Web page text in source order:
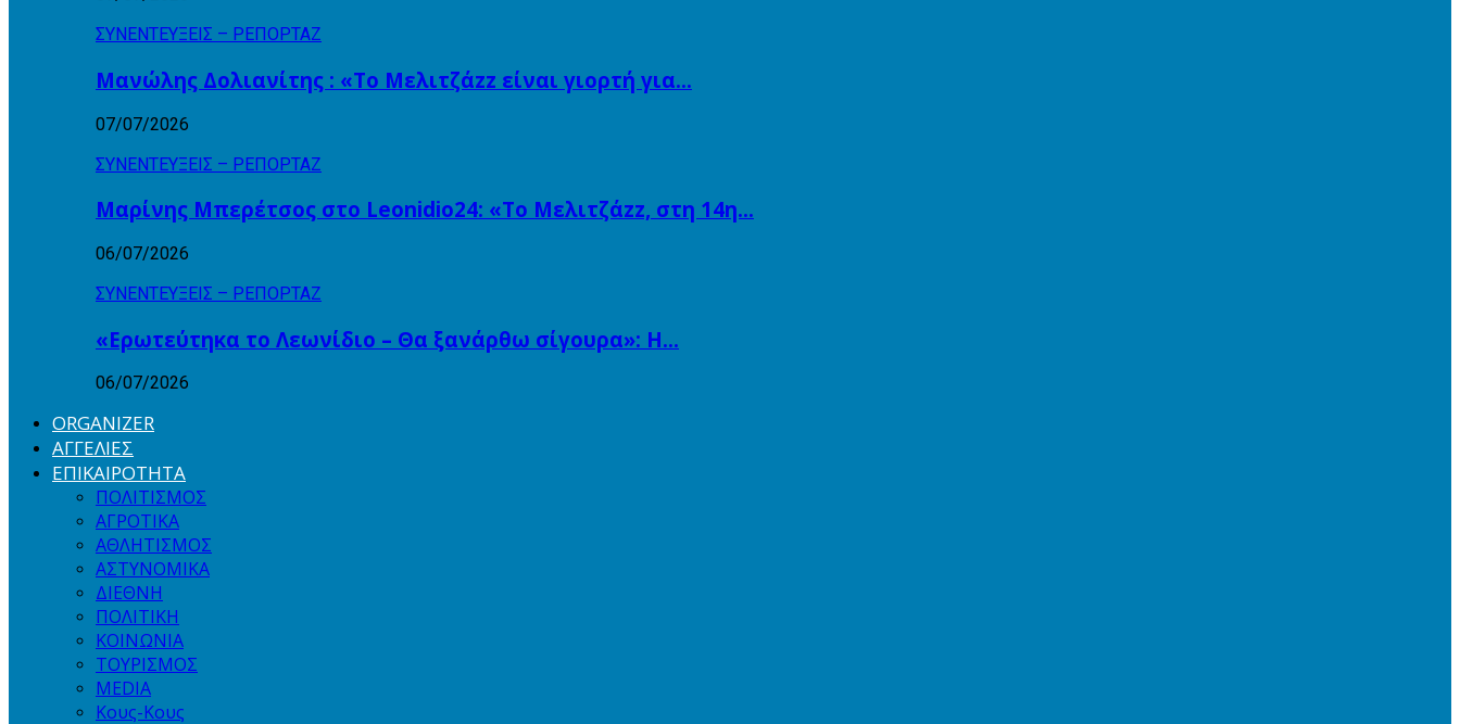
ΣΥΝΕΝΤΕΥΞΕΙΣ – ΡΕΠΟΡΤΑΖ
Μανώλης Δολιανίτης : «Το Μελιτζάzz είναι γιορτή για…
07/07/2026
ΣΥΝΕΝΤΕΥΞΕΙΣ – ΡΕΠΟΡΤΑΖ
Μαρίνης Μπερέτσος στο Leonidio24: «Το Μελιτζάzz, στη 14η…
06/07/2026
ΣΥΝΕΝΤΕΥΞΕΙΣ – ΡΕΠΟΡΤΑΖ
«Ερωτεύτηκα το Λεωνίδιο – Θα ξανάρθω σίγουρα»: Η…
06/07/2026
ORGANIZER
ΑΓΓΕΛΙΕΣ
ΕΠΙΚΑΙΡΟΤΗΤΑ
ΠΟΛΙΤΙΣΜΟΣ
ΑΓΡΟΤΙΚΑ
ΑΘΛΗΤΙΣΜΟΣ
ΑΣΤΥΝΟΜΙΚΑ
ΔΙΕΘΝΗ
ΠΟΛΙΤΙΚΗ
ΚΟΙΝΩΝΙΑ
ΤΟΥΡΙΣΜΟΣ
MEDIA
Κους-Κους